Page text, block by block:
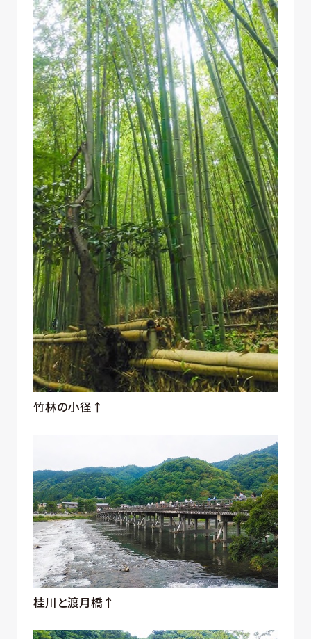
竹林の小径↑
桂川と渡月橋↑